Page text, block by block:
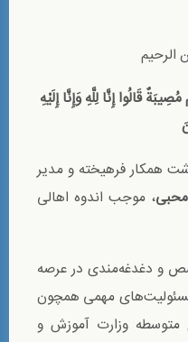
الرحیم
قَالُوا إِنَّا لِلَّهِ وَإِنَّا إِلَيْهِ
همکار فرهیخته و مدیر
، موجب اندوه اهالی
و دغدغه‌مندی در عرصه
مهمی همچون
متوسطه وزارت آموزش و